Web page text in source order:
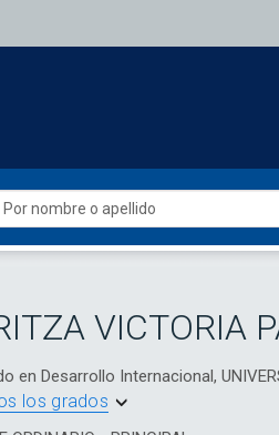
VICTORIA
en Desarrollo Internacional,
los grados